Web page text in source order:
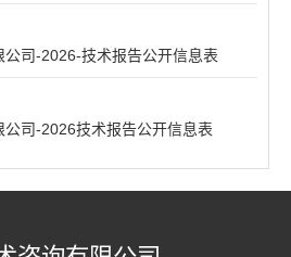
司-2026-技术报告公开信息表
司-2026技术报告公开信息表